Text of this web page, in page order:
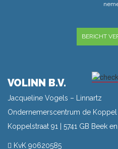
VOLINN B.V.
Jacqueline Vogels – Linnartz
Ondernemerscentrum de Koppel
Koppelstraat 91 | 5741 GB Beek
KvK 90620585